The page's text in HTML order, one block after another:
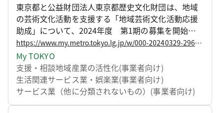
東京都と公益財団法人東京都歴史文化財団は、地域
の芸術文化活動を支援する「地域芸術文化活動応援
助成」について、2024年度 第1期の募集を開始し
ました。
https://www.my.metro.tokyo.lg.jp/w/000-20240329-29622552
My TOKYO
支援・相談地域産業の活性化(事業者向け)
生活関連サービス業・娯楽業(事業者向け)
サービス業（他に分類されないもの）(事業者向け)